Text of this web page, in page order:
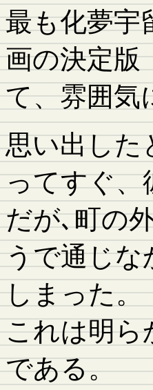
最も化夢宇
画の決定版
て、雰囲気
思い出した
ってすぐ、
だが､町の
うで通じな
しまった。
これは明ら
である。